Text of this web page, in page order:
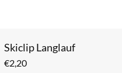
Skiclip Langlauf
€2,20